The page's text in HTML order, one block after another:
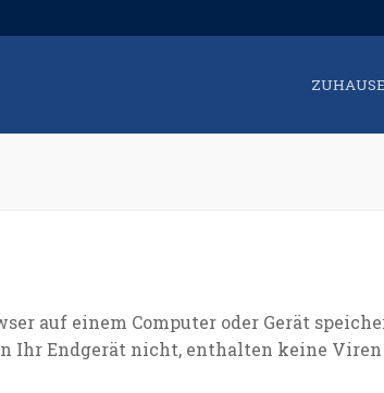
ZUHAUSE
auf einem Computer oder Gerät
Ihr Endgerät nicht, enthalten keine Viren